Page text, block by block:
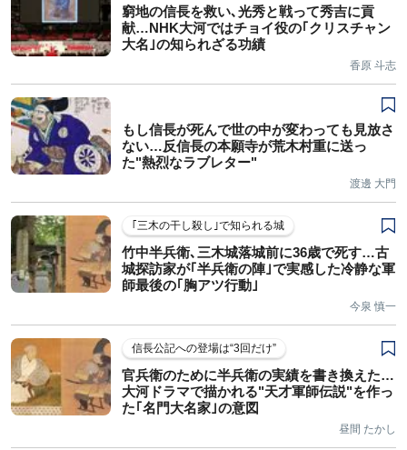
窮地の信長を救い､光秀と戦って秀吉に貢
献…NHK大河ではチョイ役の｢クリスチャン
大名｣の知られざる功績
香原 斗志
もし信長が死んで世の中が変わっても見放さ
ない…反信長の本願寺が荒木村重に送っ
た"熱烈なラブレター"
渡邊 大門
｢三木の干し殺し｣で知られる城
竹中半兵衛､三木城落城前に36歳で死す…古
城探訪家が｢半兵衛の陣｣で実感した冷静な軍
師最後の｢胸アツ行動｣
今泉 慎一
信長公記への登場は“3回だけ”
官兵衛のために半兵衛の実績を書き換えた…
大河ドラマで描かれる"天才軍師伝説"を作っ
た｢名門大名家｣の意図
昼間 たかし